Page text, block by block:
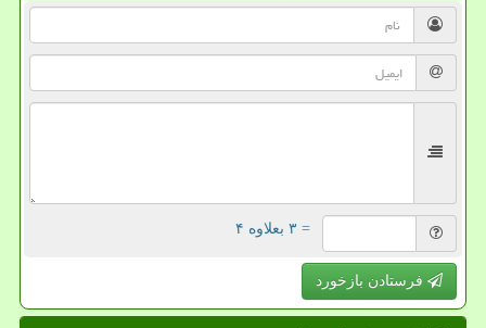
= ۳ بعلاوه ۴
فرستادن بازخورد